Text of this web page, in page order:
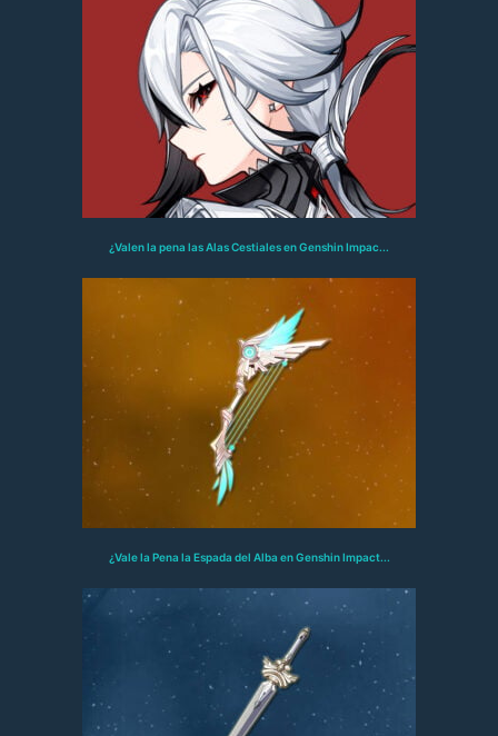
¿Valen la pena las Alas Cestiales en Genshin Impac...
¿Vale la Pena la Espada del Alba en Genshin Impact...